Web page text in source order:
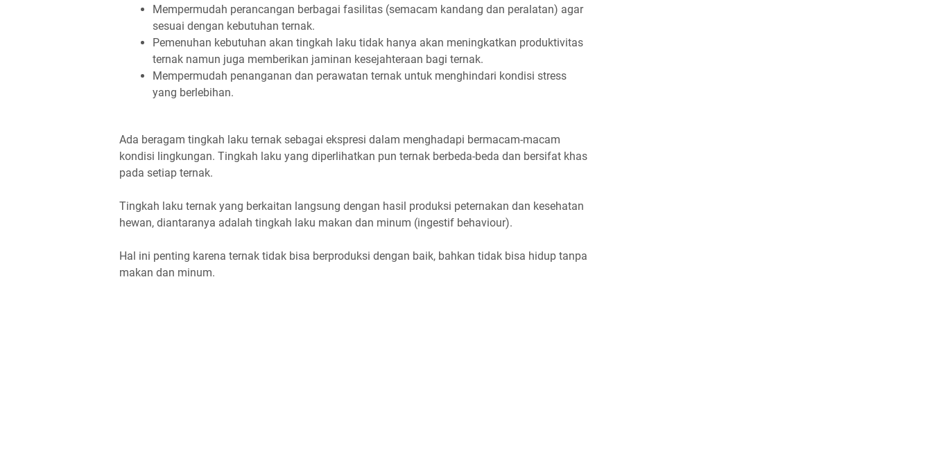
Mempermudah perancangan berbagai fasilitas (semacam kandang dan peralatan) agar
sesuai dengan kebutuhan ternak.
Pemenuhan kebutuhan akan tingkah laku tidak hanya akan meningkatkan produktivitas
ternak namun juga memberikan jaminan kesejahteraan bagi ternak.
Mempermudah penanganan dan perawatan ternak untuk menghindari kondisi stress
yang berlebihan.
Ada beragam tingkah laku ternak sebagai ekspresi dalam menghadapi bermacam-macam
kondisi lingkungan. Tingkah laku yang diperlihatkan pun ternak berbeda-beda dan bersifat khas
pada setiap ternak.
Tingkah laku ternak yang berkaitan langsung dengan hasil produksi peternakan dan kesehatan
hewan, diantaranya adalah tingkah laku makan dan minum (ingestif behaviour).
Hal ini penting karena ternak tidak bisa berproduksi dengan baik, bahkan tidak bisa hidup tanpa
makan dan minum.